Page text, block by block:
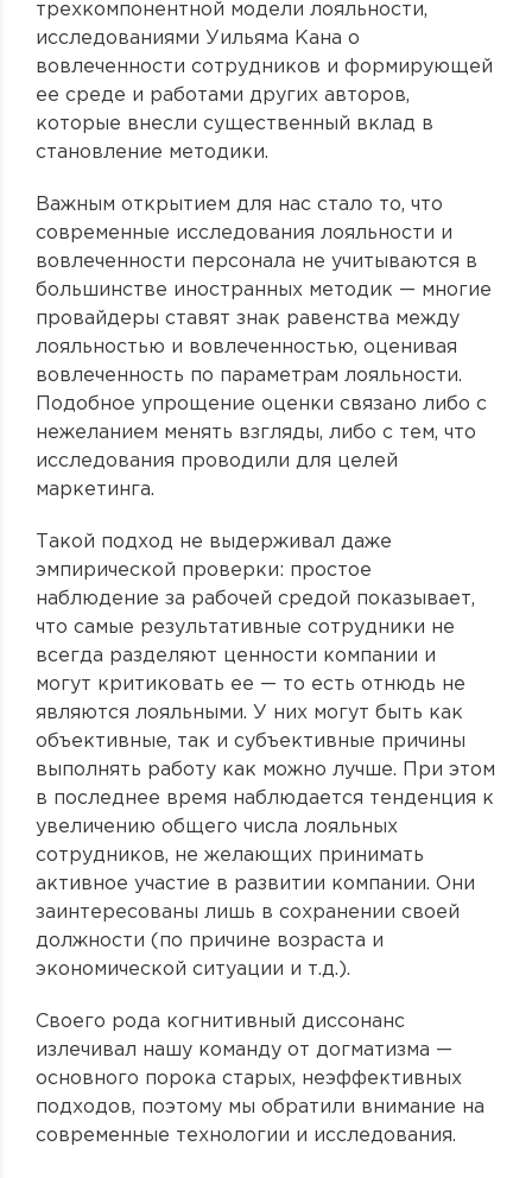
трехкомпонентной модели лояльности,
исследованиями Уильяма Кана о
вовлеченности сотрудников и формирующей
ее среде и работами других авторов,
которые внесли существенный вклад в
становление методики.
Важным открытием для нас стало то, что
современные исследования лояльности и
вовлеченности персонала не учитываются в
большинстве иностранных методик — многие
провайдеры ставят знак равенства между
лояльностью и вовлеченностью, оценивая
вовлеченность по параметрам лояльности.
Подобное упрощение оценки связано либо с
нежеланием менять взгляды, либо с тем, что
исследования проводили для целей
маркетинга.
Такой подход не выдерживал даже
эмпирической проверки: простое
наблюдение за рабочей средой показывает,
что самые результативные сотрудники не
всегда разделяют ценности компании и
могут критиковать ее — то есть отнюдь не
являются лояльными. У них могут быть как
объективные, так и субъективные причины
выполнять работу как можно лучше. При этом
в последнее время наблюдается тенденция к
увеличению общего числа лояльных
сотрудников, не желающих принимать
активное участие в развитии компании. Они
заинтересованы лишь в сохранении своей
должности (по причине возраста и
экономической ситуации и т.д.).
Своего рода когнитивный диссонанс
излечивал нашу команду от догматизма —
основного порока старых, неэффективных
подходов, поэтому мы обратили внимание на
современные технологии и исследования.